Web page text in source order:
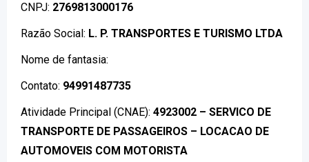
CNPJ: 2769813000176
Razão Social: L. P. TRANSPORTES E TURISMO LTDA
Nome de fantasia:
Contato: 94991487735
Atividade Principal (CNAE): 4923002 – SERVICO DE
TRANSPORTE DE PASSAGEIROS – LOCACAO DE
AUTOMOVEIS COM MOTORISTA